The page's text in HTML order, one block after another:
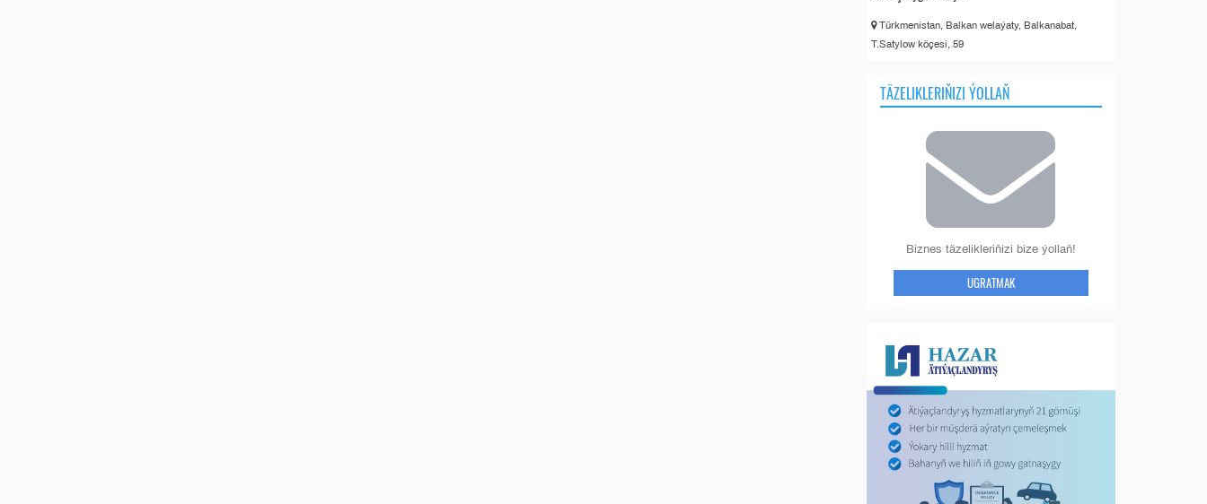
Türkmenistan, Balkan welaýaty, Balkanabat,
T.Satylow köçesi, 59
TÄZELIKLERIŇIZI ÝOLLAŇ
Biznes täzelikleriňizi bize ýollaň!
UGRATMAK